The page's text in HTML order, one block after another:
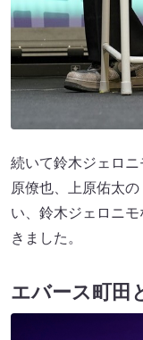
続いて鈴木ジェロ
原僚也、上原佑太
い、鈴木ジェロニ
きました。
エバース町田